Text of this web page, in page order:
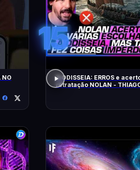
NO
15
A ODISSEIA: ERROS e
retratação NOLAN -